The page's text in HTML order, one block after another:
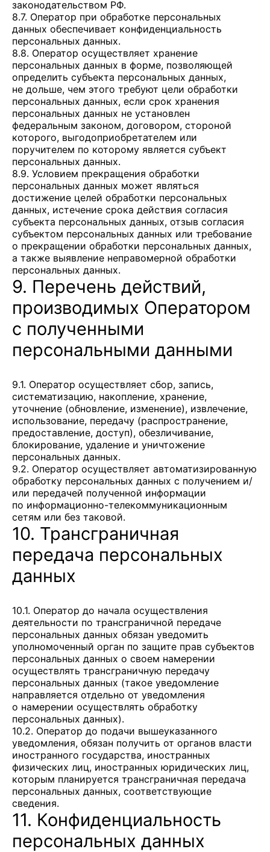
законодательством РФ.
8.7. Оператор при обработке персональных
данных обеспечивает конфиденциальность
персональных данных.
8.8. Оператор осуществляет хранение
персональных данных в форме, позволяющей
определить субъекта персональных данных,
не дольше, чем этого требуют цели обработки
персональных данных, если срок хранения
персональных данных не установлен
федеральным законом, договором, стороной
которого, выгодоприобретателем или
поручителем по которому является субъект
персональных данных.
8.9. Условием прекращения обработки
персональных данных может являться
достижение целей обработки персональных
данных, истечение срока действия согласия
субъекта персональных данных, отзыв согласия
субъектом персональных данных или требование
о прекращении обработки персональных данных,
а также выявление неправомерной обработки
персональных данных.
9. Перечень действий,
производимых Оператором
с полученными
персональными данными
9.1. Оператор осуществляет сбор, запись,
систематизацию, накопление, хранение,
уточнение (обновление, изменение), извлечение,
использование, передачу (распространение,
предоставление, доступ), обезличивание,
блокирование, удаление и уничтожение
персональных данных.
9.2. Оператор осуществляет автоматизированную
обработку персональных данных с получением и/
или передачей полученной информации
по информационно-телекоммуникационным
сетям или без таковой.
10. Трансграничная
передача персональных
данных
10.1. Оператор до начала осуществления
деятельности по трансграничной передаче
персональных данных обязан уведомить
уполномоченный орган по защите прав субъектов
персональных данных о своем намерении
осуществлять трансграничную передачу
персональных данных (такое уведомление
направляется отдельно от уведомления
о намерении осуществлять обработку
персональных данных).
10.2. Оператор до подачи вышеуказанного
уведомления, обязан получить от органов власти
иностранного государства, иностранных
физических лиц, иностранных юридических лиц,
которым планируется трансграничная передача
персональных данных, соответствующие
сведения.
11. Конфиденциальность
персональных данных